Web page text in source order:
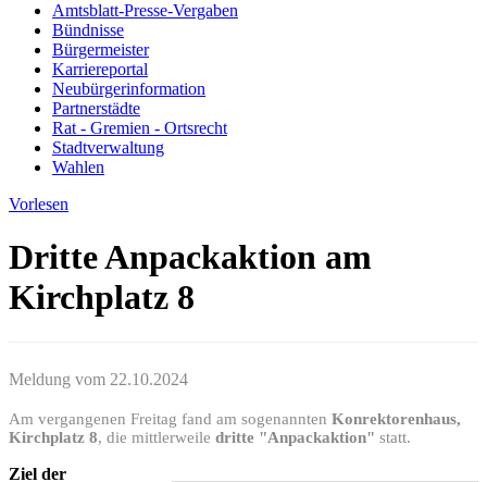
Amtsblatt-Presse-Vergaben
Bündnisse
Bürgermeister
Karriereportal
Neubürgerinformation
Partnerstädte
Rat - Gremien - Ortsrecht
Stadtverwaltung
Wahlen
Vorlesen
Dritte Anpackaktion am
Kirchplatz 8
Meldung vom 22.10.2024
Am vergangenen Freitag fand am sogenannten Konrektorenhaus,
Kirchplatz 8, die mittlerweile dritte "Anpackaktion" statt.
Ziel der